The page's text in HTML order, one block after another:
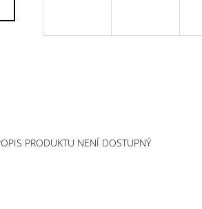
PRODUKTU NENÍ DOSTUPNÝ